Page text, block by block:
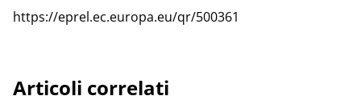
https://eprel.ec.europa.eu/qr/500361
Articoli correlati